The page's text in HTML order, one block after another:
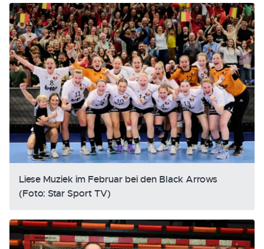
Liese Muziek im Februar bei den Black Arrows
(Foto: Star Sport TV)